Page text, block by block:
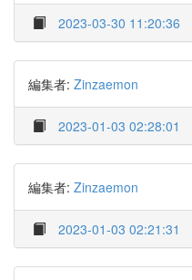
2023-03-30 11:20:36
編集者: Zinzaemon
2023-01-03 02:28:01
編集者: Zinzaemon
2023-01-03 02:21:31